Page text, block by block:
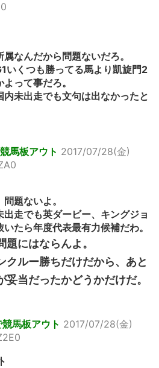
なんだから問題ないだろ。
いくつも勝ってる馬より凱旋門2
って事だろ。
未出走でも文句は出なかったと
馬板アウト 2017/07/28(金)
題ないよ。
走でも英ダービー、キングジョ
たら年度代表最有力候補だわ。
にはならんよ。
クルー勝ちだけだから、あと
当だったかどうかだけだ。
馬板アウト 2017/07/28(金)